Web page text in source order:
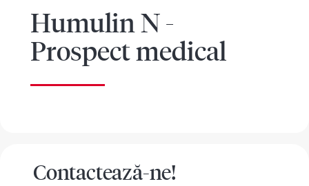
Humulin N -
Prospect medical
Contactează-ne!